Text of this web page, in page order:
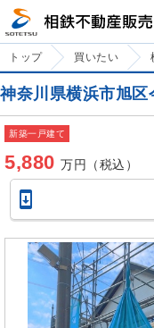
トップ 買いたい
神奈川県横浜市旭区
新築一戸建て
5,880万円（税込）
